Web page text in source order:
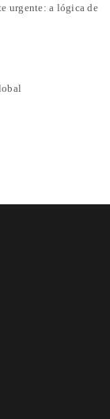
urgente: a lógica de